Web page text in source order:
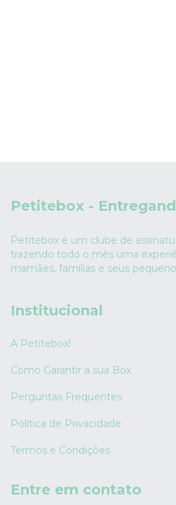
Petitebox -
Petitebox é um clube de
trazendo todo o mês uma
mamães, famílias e seus
Institucional
A Petitebox!
Como Garantir a sua Box
Perguntas Frequentes
Política de Privacidade
Termos e Condições
Entre em contato